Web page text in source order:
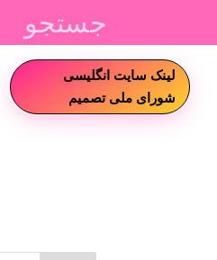
لینک سایت انگلیسی
شورای ملی تصمیم